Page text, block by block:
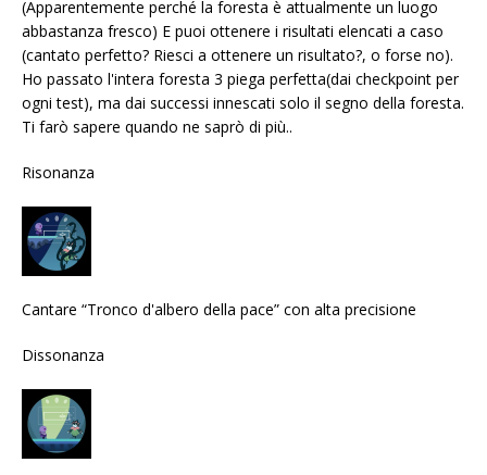
(Apparentemente perché la foresta è attualmente un luogo
abbastanza fresco) E puoi ottenere i risultati elencati a caso
(cantato perfetto? Riesci a ottenere un risultato?, o forse no).
Ho passato l'intera foresta 3 piega perfetta(dai checkpoint per
ogni test), ma dai successi innescati solo il segno della foresta.
Ti farò sapere quando ne saprò di più..
Risonanza
Cantare “Tronco d'albero della pace” con alta precisione
Dissonanza